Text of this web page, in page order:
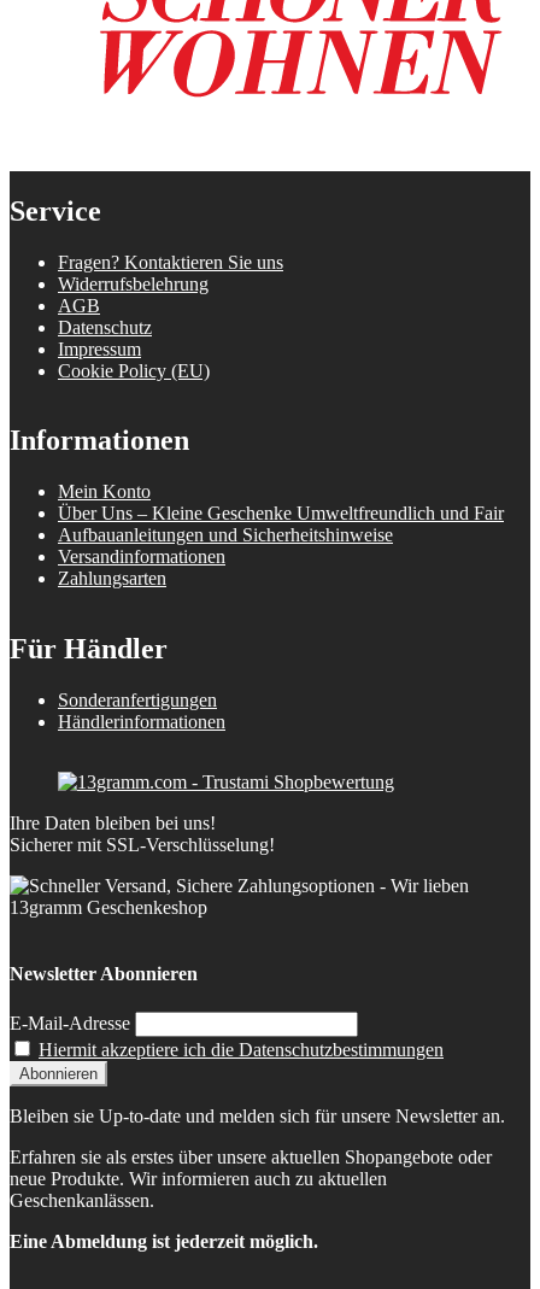
Service
Fragen? Kontaktieren Sie uns
Widerrufsbelehrung
AGB
Datenschutz
Impressum
Cookie Policy (EU)
Informationen
Mein Konto
Über Uns – Kleine Geschenke Umweltfreundlich und Fair
Aufbauanleitungen und Sicherheitshinweise
Versandinformationen
Zahlungsarten
Für Händler
Sonderanfertigungen
Händlerinformationen
Ihre Daten bleiben bei uns!
Sicherer mit SSL-Verschlüsselung!
Newsletter Abonnieren
E-Mail-Adresse
Hiermit akzeptiere ich die Datenschutzbestimmungen
Bleiben sie Up-to-date und melden sich für unsere Newsletter an.
Erfahren sie als erstes über unsere aktuellen Shopangebote oder
neue Produkte. Wir informieren auch zu aktuellen
Geschenkanlässen.
Eine Abmeldung ist jederzeit möglich.